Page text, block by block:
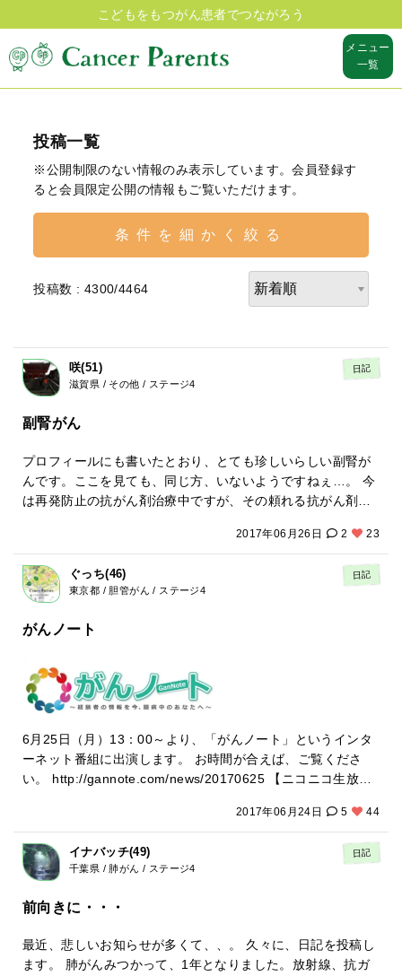
こどもをもつがん患者でつながろう
メニュー
一覧
投稿一覧
※公開制限のない情報のみ表示しています。会員登録す
ると会員限定公開の情報もご覧いただけます。
条件を細かく絞る
投稿数 : 4300/4464
咲(51)
滋賀県 / その他 / ステージ4
日記
副腎がん
プロフィールにも書いたとおり、とても珍しいらしい副腎が
んです。ここを見ても、同じ方、いないようですねぇ…。 今
は再発防止の抗がん剤治療中ですが、その頼れる抗がん剤も
くクール(？)もなく、ただひたすら飲み続けるのみ。目標の
つい。食べられない。 どこまでQOLを考えるべきか、家族の
負担も増えてきて悩む。
2017年06月26日 2 23
ぐっち(46)
東京都 / 胆管がん / ステージ4
日記
がんノート
6月25日（月）13：00～より、「がんノート」というインタ
ーネット番組に出演します。 お時間が合えば、ご覧くださ
い。 http://gannote.com/news/20170625 【ニコニコ生放
できるので、質問や感想などをお寄せください。 また、こう
いったネットの利便性を活かして、キャンサーペアレンツで
も様々な取り組みを行っていきたいと考えています。いろん
なアイデアをいただきながら、一緒に作っていきたいです。
よろしくお願いします！
2017年06月24日 5 44
イナバッチ(49)
千葉県 / 肺がん / ステージ4
日記
前向きに・・・
最近、悲しいお知らせが多くて、、。 久々に、日記を投稿し
ます。 肺がんみつかって、1年となりました。放射線、抗ガ